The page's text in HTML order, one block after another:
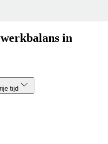
in
tijd